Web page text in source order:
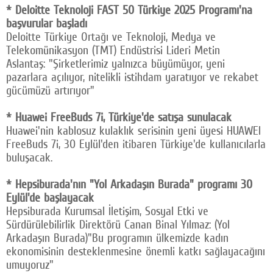
* Deloitte Teknoloji FAST 50 Türkiye 2025 Programı'na
başvurular başladı
Deloitte Türkiye Ortağı ve Teknoloji, Medya ve
Telekomünikasyon (TMT) Endüstrisi Lideri Metin
Aslantaş: "Şirketlerimiz yalnızca büyümüyor, yeni
pazarlara açılıyor, nitelikli istihdam yaratıyor ve rekabet
gücümüzü artırıyor"
* Huawei FreeBuds 7i, Türkiye'de satışa sunulacak
Huawei'nin kablosuz kulaklık serisinin yeni üyesi HUAWEI
FreeBuds 7i, 30 Eylül'den itibaren Türkiye'de kullanıcılarla
buluşacak.
* Hepsiburada'nın "Yol Arkadaşın Burada" programı 30
Eylül'de başlayacak
Hepsiburada Kurumsal İletişim, Sosyal Etki ve
Sürdürülebilirlik Direktörü Canan Binal Yılmaz: (Yol
Arkadaşın Burada)"Bu programın ülkemizde kadın
ekonomisinin desteklenmesine önemli katkı sağlayacağını
umuyoruz"